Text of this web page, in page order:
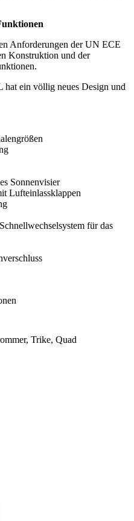
Anforderungen der UN ECE
Konstruktion und der
ein völlig neues Design und
Sonnenvisier
Lufteinlassklappen
für das
Trike, Quad